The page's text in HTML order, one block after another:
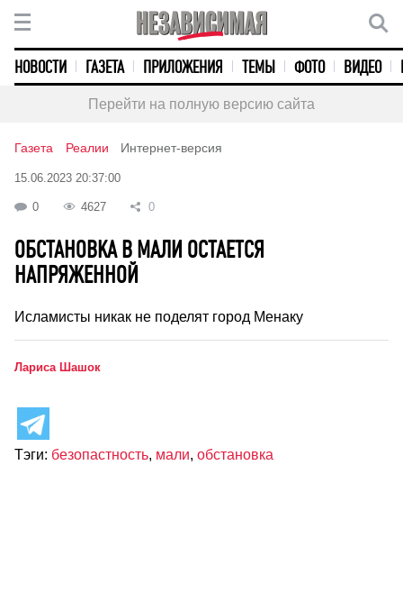
НОВОСТИ ГАЗЕТА ПРИЛОЖЕНИЯ ТЕМЫ ФОТО ВИДЕО
Перейти на полную версию сайта
Газета Реалии Интернет-версия
15.06.2023 20:37:00
0 4627 0
ОБСТАНОВКА В МАЛИ ОСТАЕТСЯ
НАПРЯЖЕННОЙ
Исламисты никак не поделят город Менаку
Лариса Шашок
Тэги: безопастность, мали, обстановка